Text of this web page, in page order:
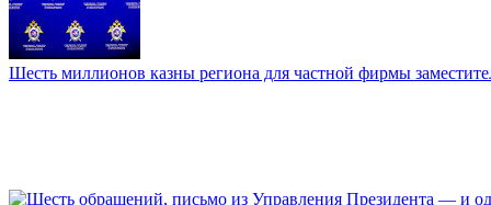
Шесть миллионов казны региона для частной фирмы